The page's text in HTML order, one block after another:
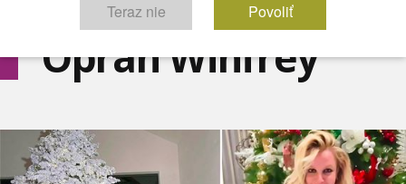
Oprah Winfrey
Teraz nie Povoliť